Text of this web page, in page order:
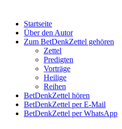
Startseite
Über den Autor
Zum BetDenkZettel gehören
Zettel
Predigten
Vorträge
Heilige
Reihen
BetDenkZettel hören
BetDenkZettel per E-Mail
BetDenkZettel per WhatsApp